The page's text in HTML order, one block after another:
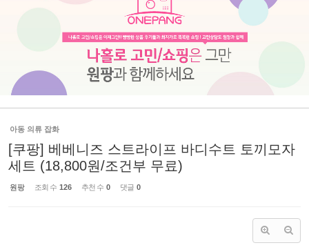
아동 의류 잡화
[쿠팡] 베베니즈 스트라이프 바디수트 토끼모자
세트 (18,800원/조건부 무료)
원팡 조회 수 126 추천 수 0 댓글 0